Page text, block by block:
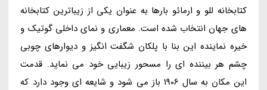
کتابخانه للو و ارمائو بارها به عنوان یکی از زیباترین کتابخانه
های جهان انتخاب شده است. معماری و نمای داخلی گوتیک و
خیره نماینده این بنا با پلکان شگفت انگیز و دیوارهای چوبی
چشم هر بیننده ای را مسحور زیبایی خود می نماید. قدمت
این مکان به سال 1906 باز می شود و شایعه ای وجود دارد که